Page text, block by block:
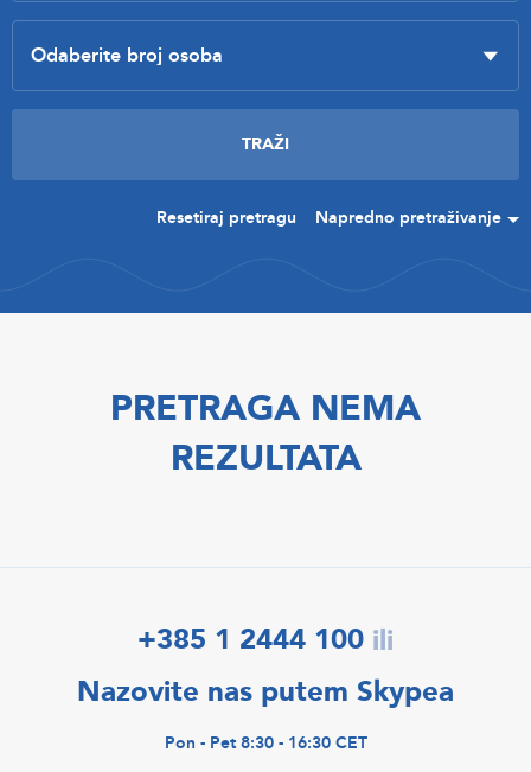
Resetiraj pretragu Napredno pretraživanje
PRETRAGA NEMA
REZULTATA
+385 1 2444 100 ili
Nazovite nas putem Skypea
Pon - Pet 8:30 - 16:30 CET